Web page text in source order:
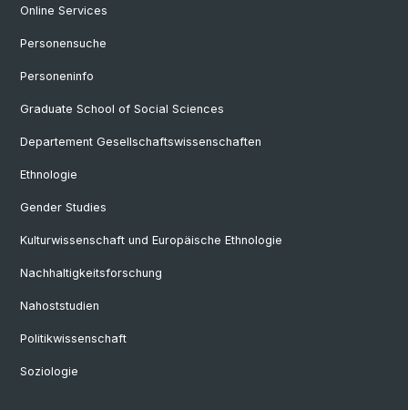
Online Services
Personensuche
Personeninfo
Graduate School of Social Sciences
Departement Gesellschaftswissenschaften
Ethnologie
Gender Studies
Kulturwissenschaft und Europäische Ethnologie
Nachhaltigkeitsforschung
Nahoststudien
Politikwissenschaft
Soziologie